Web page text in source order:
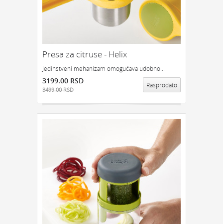
Presa za citruse - Helix
Jedinstveni mehanizam omogućava udobno...
3199.00 RSD
3499.00 RSD
Rasprodato